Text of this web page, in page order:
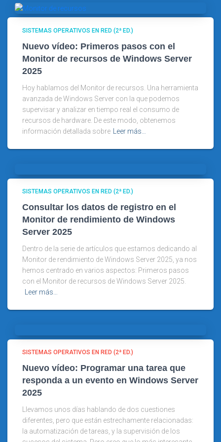
SISTEMAS OPERATIVOS EN RED (2ª ED.)
Nuevo vídeo: Primeros pasos con el
Monitor de recursos de Windows Server
2025
Hoy hablamos del Monitor de recursos. Una herramienta
avanzada de Windows Server con la que podemos
supervisar y analizar en tiempo real el consumo de
recursos de hardware. De este modo, obtenemos
información detallada sobre
Leer más…
SISTEMAS OPERATIVOS EN RED (2ª ED.)
Consultar los datos de registro en el
Monitor de rendimiento de Windows
Server 2025
Dentro de la serie de artículos que estamos dedicando al
Monitor de rendimiento de Windows Server 2025, ya nos
hemos centrado en varios aspectos: Primeros pasos
con el Monitor de recursos de Windows Server 2025.
Leer más…
SISTEMAS OPERATIVOS EN RED (2ª ED.)
Nuevo vídeo: Programar una tarea que
responda a un evento en Windows Server
2025
Llevamos unos días hablando de dos cuestiones
diferentes, pero que están estrechamente relacionadas:
la automatización de tareas, y la supervisión de los